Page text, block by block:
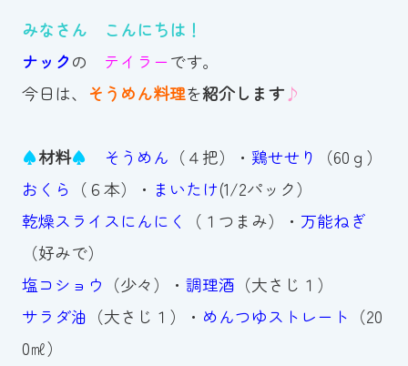
お知らせ
カレンダー
お問い合わせ
Tel.098-863-7264
みなさん こんにちは！
ナックの テイラーです。
今日は、
そうめん料理を紹介します♪
♠材料♠ そうめん （４把）・ 鶏せせり
（60ｇ）
おくら （６本）・ まいたけ(1/2パック）
乾燥スライスにんにく
（１つまみ）・ 万能ねぎ
（好みで）
塩コショウ （少々）・ 調理酒 （大さじ１）
サラダ油 （大さじ１）・ めんつゆストレート （20
0㎖）